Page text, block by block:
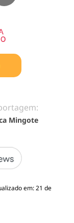
Mingote
em: 21 de